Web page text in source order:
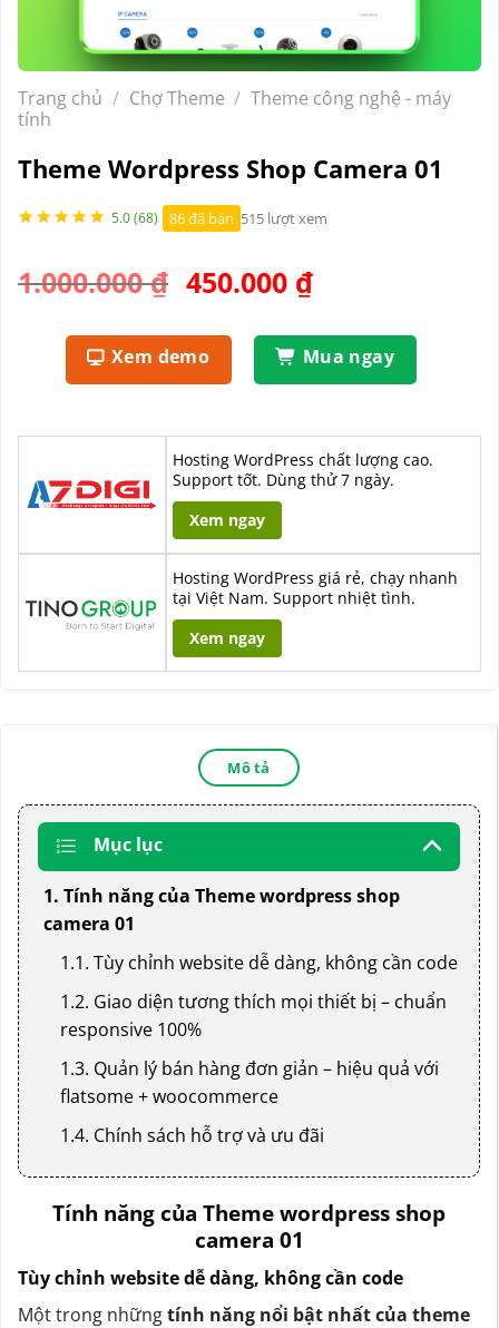
Trang chủ / Chợ Theme / Theme công nghệ - máy
tính
Theme Wordpress Shop Camera 01
5.0 (68) 86 đã bán 515 lượt xem
1.000.000₫ Giá
là:
1.000.000 ₫.
450.000 ₫Giá
tại
là:
Xem demo Mua ngay
Hosting WordPress chất lượng cao.
Support tốt. Dùng thử 7 ngày.
Xem ngay
Hosting WordPress giá rẻ, chạy nhanh
tại Việt Nam. Support nhiệt tình.
Xem ngay
Mô tả
Mục lục
1. Tính năng của Theme wordpress shop
camera 01
1.1. Tùy chỉnh website dễ dàng, không cần code
1.2. Giao diện tương thích mọi thiết bị – chuẩn
responsive 100%
1.3. Quản lý bán hàng đơn giản – hiệu quả với
flatsome + woocommerce
1.4. Chính sách hỗ trợ và ưu đãi
Tính năng của Theme wordpress shop
camera 01
Tùy chỉnh website dễ dàng, không cần code
Một trong nhữngtính năng nổi bật nhất của theme